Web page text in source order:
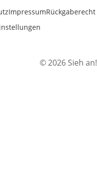
ImpressumRückgaberecht
© 2026 Sieh an!